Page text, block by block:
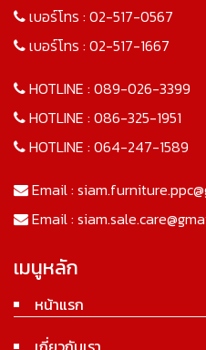
เบอร์โทร : 02-517-0567
เบอร์โทร : 02-517-1667
HOTLINE : 089-026-3399
HOTLINE : 086-325-1951
HOTLINE : 064-247-1589
Email :
Email :
เมนูหลัก
หน้าแรก